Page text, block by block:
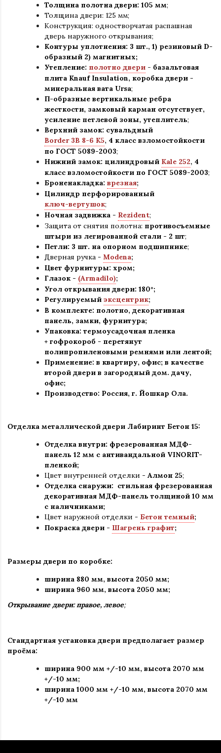
Толщина полотна двери: 105 мм;
Толщина двери: 125 мм;
Конструкция: одностворчатая распашная
дверь наружного открывания;
Контуры уплотнения: 3 шт., 1) резиновый D-
образный 2) магнитных;
Утепление: полотно двери - базальтовая
плита Knauf Insulation, коробка двери -
минеральная вата Ursa;
П-образные вертикальные ребра
жесткости, замковый карман отсутствует,
усиление петлевой зоны, утеплитель;
Верхний замок: сувальдный
Border 3В 8-6 К5, 4 класс взломостойкости
по ГОСТ 5089-2003;
Нижний замок: цилиндровый Kale 252, 4
класс взломостойкости по ГОСТ 5089-2003;
Броненакладка: врезная;
Цилиндр перфорированный
ключ-вертушок;
Ночная задвижка - Rezident;
Защита от снятия полотна: противосъемные
штыри из легированной стали - 2 шт;
Петли: 3 шт. на опорном подшипнике;
Дверная ручка - Modena;
Цвет фурнитуры: хром;
Глазок - (Armadilo);
Угол открывания двери: 180°;
Регулируемый эксцентрик;
В комплекте: полотно, декоративная
панель, замки, фурнитура;
Упаковка: термоусадочная пленка
+ гофрокороб - перетянут
полипропиленовыми ремнями или лентой;
Применение: в квартиру, офис; в качестве
второй двери в загородный дом. дачу,
офис;
Производство: Россия, г. Йошкар Ола.
Отделка металлической двери Лабиринт Бетон 15:
Отделка внутри: фрезерованная МДФ-
панель 12 мм с антивандальной VINORIT-
пленкой;
Цвет внутренней отделки - Алмон 25;
Отделка снаружи: стильная фрезерованная
декоративная МДФ-панель толщиной 10 мм
с наличниками;
Цвет наружной отделки - Бетон темный;
Покраска двери - Шагрень графит;
Размеры двери по коробке:
ширина 880 мм, высота 2050 мм;
ширина 960 мм, высота 2050 мм;
Открывание двери: правое, левое;
Стандартная установка двери предполагает размер
проёма:
ширина 900 мм +/-10 мм, высота 2070 мм
+/-10 мм;
ширина 1000 мм +/-10 мм, высота 2070 мм
+/-10 мм